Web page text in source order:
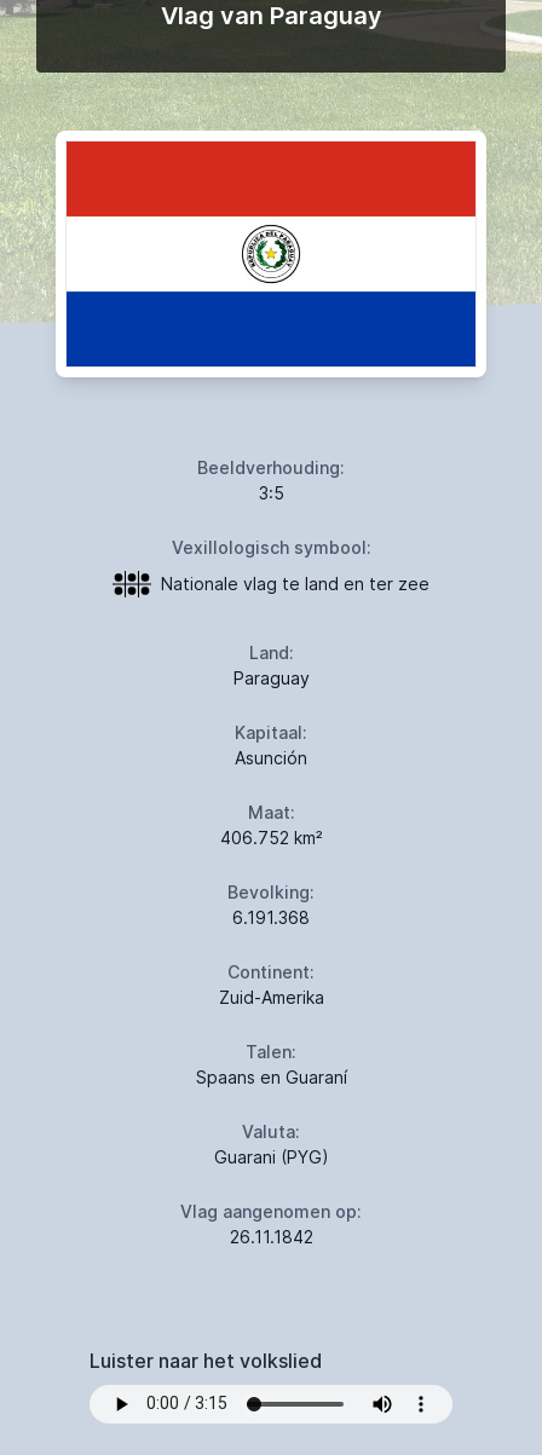
Vlag van Paraguay
Beeldverhouding:
3:5
Vexillologisch symbool:
Nationale vlag te land en ter zee
Land:
Paraguay
Kapitaal:
Asunción
Maat:
406.752 km²
Bevolking:
6.191.368
Continent:
Zuid-Amerika
Talen:
Spaans en Guaraní
Valuta:
Guarani (PYG)
Vlag aangenomen op:
26.11.1842
Luister naar het volkslied